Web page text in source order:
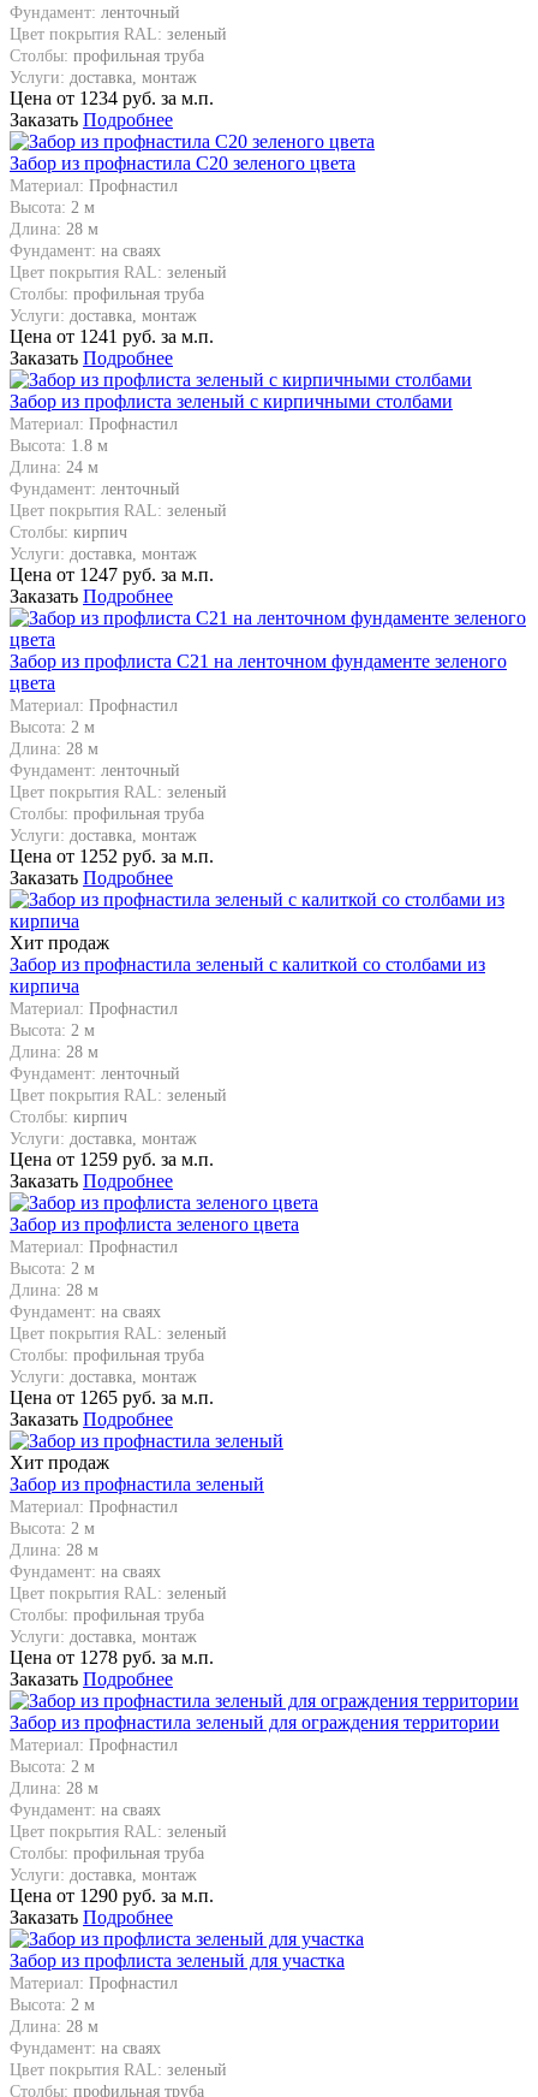
Фундамент: ленточный
Цвет покрытия RAL: зеленый
Столбы: профильная труба
Услуги: доставка, монтаж
Цена от 1234 руб. за м.п.
Заказать Подробнее
Забор из профнастила С20 зеленого цвета
Материал: Профнастил
Высота: 2 м
Длина: 28 м
Фундамент: на сваях
Цвет покрытия RAL: зеленый
Столбы: профильная труба
Услуги: доставка, монтаж
Цена от 1241 руб. за м.п.
Заказать Подробнее
Забор из профлиста зеленый с кирпичными столбами
Материал: Профнастил
Высота: 1.8 м
Длина: 24 м
Фундамент: ленточный
Цвет покрытия RAL: зеленый
Столбы: кирпич
Услуги: доставка, монтаж
Цена от 1247 руб. за м.п.
Заказать Подробнее
Забор из профлиста C21 на ленточном фундаменте зеленого
цвета
Материал: Профнастил
Высота: 2 м
Длина: 28 м
Фундамент: ленточный
Цвет покрытия RAL: зеленый
Столбы: профильная труба
Услуги: доставка, монтаж
Цена от 1252 руб. за м.п.
Заказать Подробнее
Хит продаж
Забор из профнастила зеленый с калиткой со столбами из
кирпича
Материал: Профнастил
Высота: 2 м
Длина: 28 м
Фундамент: ленточный
Цвет покрытия RAL: зеленый
Столбы: кирпич
Услуги: доставка, монтаж
Цена от 1259 руб. за м.п.
Заказать Подробнее
Забор из профлиста зеленого цвета
Материал: Профнастил
Высота: 2 м
Длина: 28 м
Фундамент: на сваях
Цвет покрытия RAL: зеленый
Столбы: профильная труба
Услуги: доставка, монтаж
Цена от 1265 руб. за м.п.
Заказать Подробнее
Хит продаж
Забор из профнастила зеленый
Материал: Профнастил
Высота: 2 м
Длина: 28 м
Фундамент: на сваях
Цвет покрытия RAL: зеленый
Столбы: профильная труба
Услуги: доставка, монтаж
Цена от 1278 руб. за м.п.
Заказать Подробнее
Забор из профнастила зеленый для ограждения территории
Материал: Профнастил
Высота: 2 м
Длина: 28 м
Фундамент: на сваях
Цвет покрытия RAL: зеленый
Столбы: профильная труба
Услуги: доставка, монтаж
Цена от 1290 руб. за м.п.
Заказать Подробнее
Забор из профлиста зеленый для участка
Материал: Профнастил
Высота: 2 м
Длина: 28 м
Фундамент: на сваях
Цвет покрытия RAL: зеленый
Столбы: профильная труба